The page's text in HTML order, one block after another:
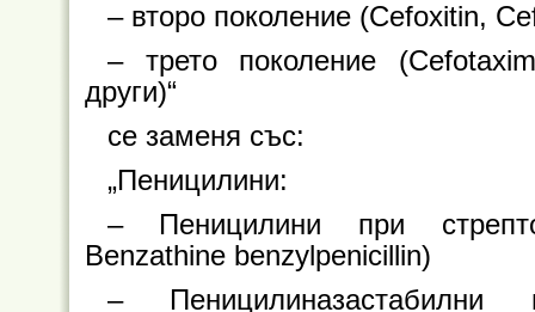
– второ поколение (Cefoxitin,
– трето поколение
други)“
се заменя със:
„Пеницилини:
– Пеницилини при
Benzathine benzylpenicillin)
– Пеницилиназастабилни